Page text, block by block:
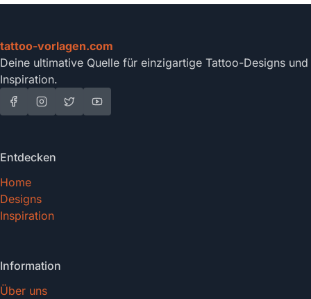
tattoo-vorlagen.com
Deine ultimative Quelle für einzigartige Tattoo-Designs und
Inspiration.
Entdecken
Home
Designs
Inspiration
Information
Über uns